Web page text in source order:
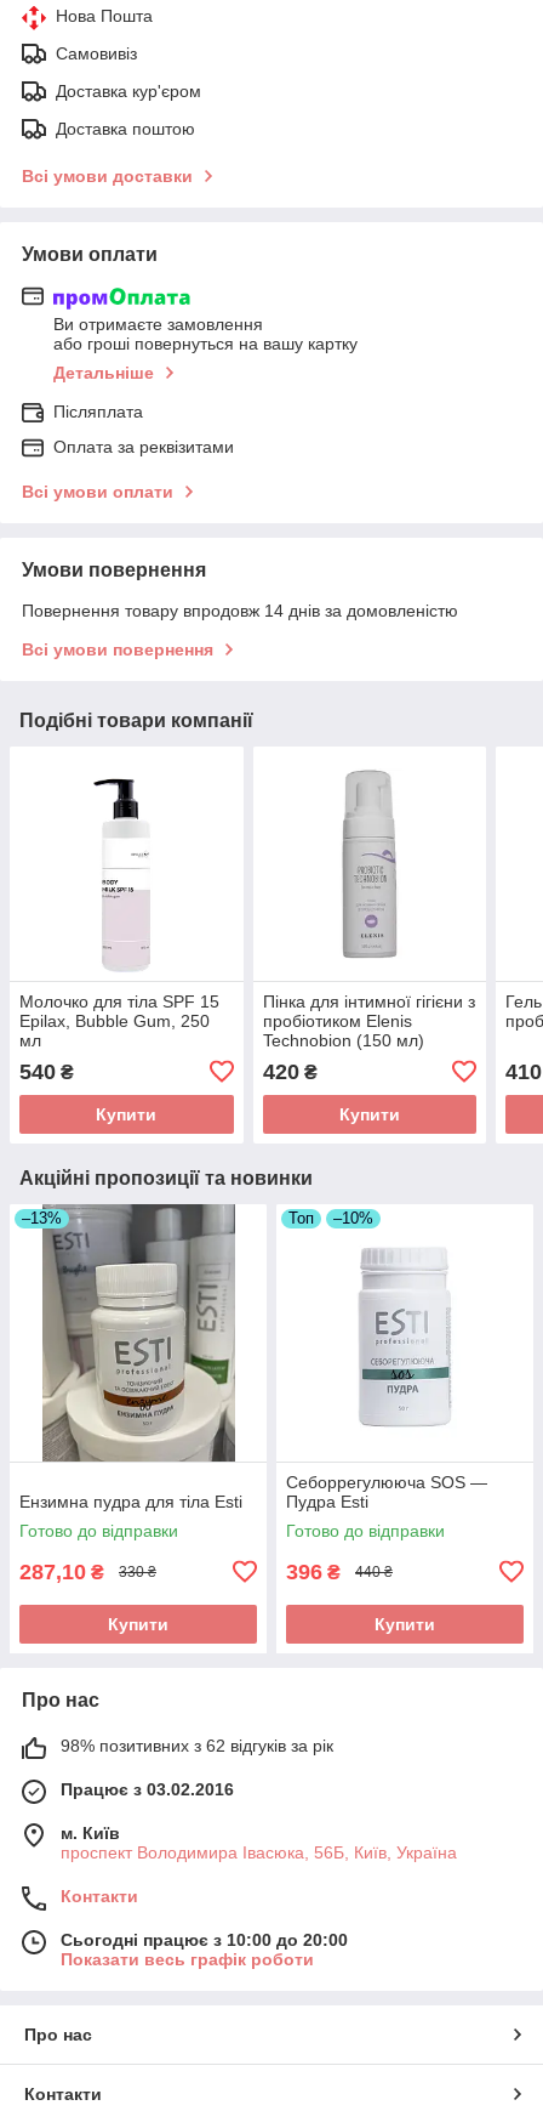
Нова Пошта
Самовивіз
Доставка кур'єром
Доставка поштою
Всі умови доставки
Умови оплати
Ви отримаєте замовлення
або гроші повернуться на вашу картку
Детальніше
Післяплата
Оплата за реквізитами
Всі умови оплати
Умови повернення
Повернення товару впродовж 14 днів за домовленістю
Всі умови повернення
Подібні товари компанії
Молочко для тіла SPF 15
Epilax, Bubble Gum, 250
мл
540 ₴
Купити
Пінка для інтимної гігієни з
пробіотиком Elenis
Technobion (150 мл)
420₴
Купити
Гель
410
Акційні пропозиції та новинки
–13%
Ензимна пудра для тіла Esti
Готово до відправки
287,10 ₴ 330 ₴
Купити
Топ –10%
Себоррегулююча SOS —
Пудра Esti
Готово до відправки
396 ₴ 440 ₴
Купити
Про нас
98% позитивних з 62 відгуків за рік
Працює з 03.02.2016
м. Київ
проспект Володимира Івасюка, 56Б, Київ, Україна
Контакти
Сьогодні працює з 10:00 до 20:00
Показати весь графік роботи
Про нас
Контакти